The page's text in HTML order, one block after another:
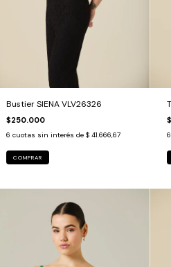
Bustier SIENA VLV26326
$250.000
6 cuotas sin interés de $ 41.666,67
COMPRAR
6